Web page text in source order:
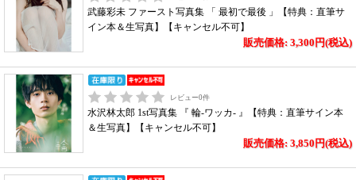
武藤彩未 ファースト写真集 「 最初で最後 」【特典：直筆サ
イン本＆生写真】【キャンセル不可】
販売価格: 3,300円(税込)
レビュー0件
水沢林太郎 1st写真集 『 輪-ワッカ- 』【特典：直筆サイン本
＆生写真】【キャンセル不可】
販売価格: 3,850円(税込)